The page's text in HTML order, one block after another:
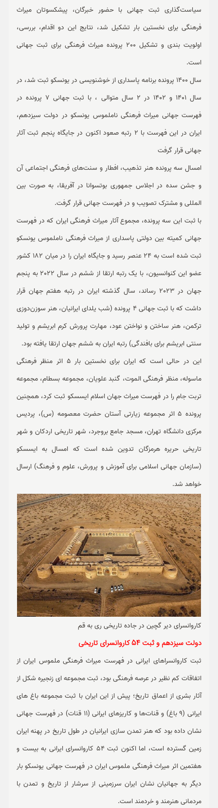
سیاست‌گذاری ثبت جهانی با حضور خبرگان، پیشکسوتان میراث
فرهنگی برای نخستین بار تشکیل شد، نتایج این دو اقدام، بررسی،
اولویت بندی و تشکیل 200 پرونده میراث فرهنگی برای ثبت جهانی
است.
سال 1400 پرونده برنامه پاسداری از خوشنویسی در یونسکو ثبت شد، در
سال 1401 و 1402 در 2 سال متوالی ، با ثبت جهانی 7 پرونده در
فهرست جهانی میراث فرهنگی ناملموس یونسکو در دولت سیزدهم،
ایران در این فهرست با 2 رتبه صعود اکنون در جایگاه پنجم ثبت آثار
جهانی قرار گرفت
امسال سه پرونده هنر تذهیب، افطار و سنت‌های فرهنگی اجتماعی آن
و جشن سده در اجلاس جمهوری بوتسوانا در آفریقا، به صورت بین
المللی و مشترک تصویب و در فهرست جهانی قرار گرفت.
با ثبت این سه پرونده، مجموع آثار میراث فرهنگی ایران که در فهرست
جهانی کمیته بین دولتی پاسداری از میراث فرهنگی ناملموس یونسکو
ثبت شده است به 24 عنصر رسید و جایگاه ایران را در میان 182 کشور
عضو این کنوانسیون، با یک رتبه ارتقا از ششم در سال 2022 به پنجم
جهان در 2023 رساند، سال گذشته ایران در رتبه هفتم جهان قرار
داشت که با ثبت جهانی 4 پرونده (شب یلدای ایرانیان، هنر سوزن‌دوزی
ترکمن، هنر ساختن و نواختن عود، مهارت پرورش کرم ابریشم و تولید
سنتی ابریشم برای بافندگی) رتبه ایران به ششم جهان ارتقا یافته بود.
این در حالی است که ایران برای نخستین بار 5 اثر منظر فرهنگی
ماسوله، منظر فرهنگی الموت، گنبد علویان، مجموعه بسطام، مجموعه
تربت جام را در فهرست میراث جهان اسلام ایسسکو ثبت کرد، همچنین
پرونده 5 اثر مجموعه زیارتی آستان حضرت معصومه (س)، پردیس
مرکزی دانشگاه تهران، مسجد جامع بروجرد، شهر تاریخی اردکان و شهر
تاریخی حریره هرمزگان تدوین شده است که امسال به ایسسکو
(سازمان جهانی اسلامی برای آموزش و پرورش، علوم و فرهنگ) ارسال
خواهد شد.
کاروانسرای دیر گچین در جاده تاریخی ری به قم
دولت سیزدهم و ثبت 54 کاروانسرای تاریخی
ثبت کاروانسراهای ایرانی در فهرست میراث فرهنگی ملموس ایران از
اتفاقات کم نظیر در عرصه فرهنگی بود، ثبت مجموعه ای زنجیره شکل از
آثار بشری از اعماق تاریخ؛ پیش از این ایران با ثبت مجموعه باغ های
ایرانی (9 باغ) و قنات‌ها و کاریزهای ایرانی (11 قنات) در فهرست جهانی
نشان داده بود که هنر تمدن سازی ایرانیان در طول تاریخ در پهنه ایران
زمین گسترده است، اما اکنون ثبت 54 کاروانسرای ایرانی به بیست و
هفتمین اثر میراث فرهنگی ملموس ایران در فهرست جهانی یونسکو بار
دیگر به جهانیان نشان ایران سرزمینی از سرشار از تاریخ و تمدن با
مردمانی هنرمند و خردمند است.